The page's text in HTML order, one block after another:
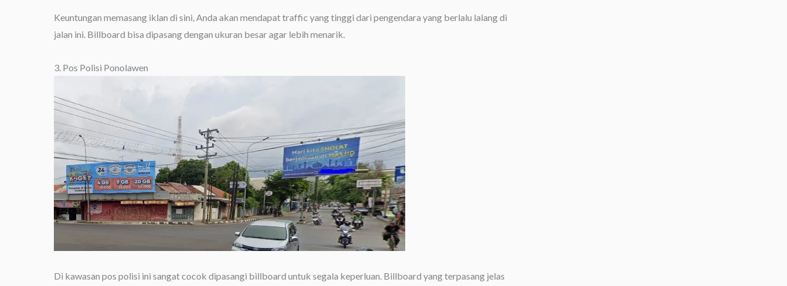
Keuntungan memasang iklan di sini, Anda akan mendapat traffic yang tinggi dari pengendara yang berlalu lalang di
jalan ini. Billboard bisa dipasang dengan ukuran besar agar lebih menarik.
3. Pos Polisi Ponolawen
Di kawasan pos polisi ini sangat cocok dipasangi billboard untuk segala keperluan. Billboard yang terpasang jelas